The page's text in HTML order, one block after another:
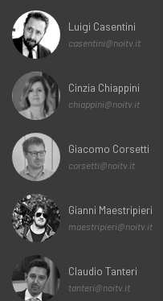
Luigi Casentini
casentini@noitv.it
Cinzia Chiappini
chiappini@noitv.it
Giacomo Corsetti
corsetti@noitv.it
Gianni Maestripieri
maestripieri@noitv.it
Claudio Tanteri
tanteri@noitv.it